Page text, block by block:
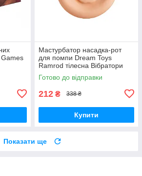
Мастурбатор насадка-рот
для помпи Dream Toys
Ramrod тілесна Вібратори
мастурбатори секс-шоп
Готово до відправки
212 ₴ 338 ₴
Купити
Показати ще